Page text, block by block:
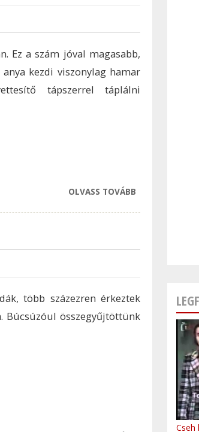
Ez a szám jóval magasabb,
kezdi viszonylag hamar
tápszerrel táplálni
OLVASS TOVÁBB
EURÓPÁBAN
több százezren érkeztek
Búcsúzóul összegyűjtöttünk
Cseh
Easy